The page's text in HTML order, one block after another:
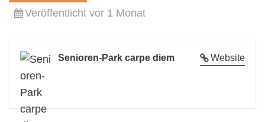
Veröffentlicht vor 1 Monat
Website
Senioren-Park carpe diem